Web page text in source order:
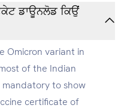
ਡਾਊਨਲੋਡ ਕਿਉਂ
Omicron variant in
of the Indian
to show
certificate of